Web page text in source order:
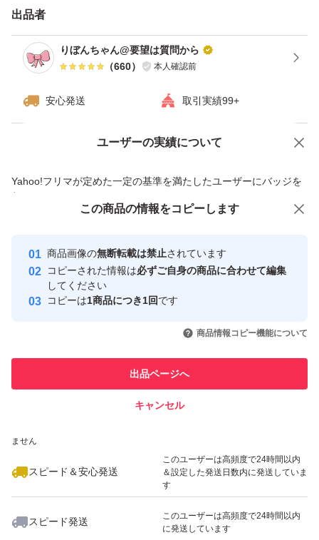
出品者
りぼんちゃん@要望は質問から
（660） 本人確認前
安心発送 取引実績99+
ユーザーの実績について
Yahoo!フリマが定めた一定の基準を満たしたユーザーにバッジを
付与しています
安心取引出品者
心・安全なユーザーです
取引実績
引を完了させた実績があります
での取引実績があります
ません
スピード＆安心発送
このユーザーは高頻度で24時間以内
＆設定した発送日数内に発送していま
す
スピード発送
このユーザーは高頻度で24時間以内
に発送しています
価格の相談 商品への質問
この商品の情報をコピーします
商品画像の無断転載は禁止されています
コピーされた情報は必ずご自身の商品に合わせて編集
してください
コピーは1商品につき1回です
商品情報コピー機能について
出品ページへ
キャンセル
この商品をみている人にオススメ
いいね！
1,100